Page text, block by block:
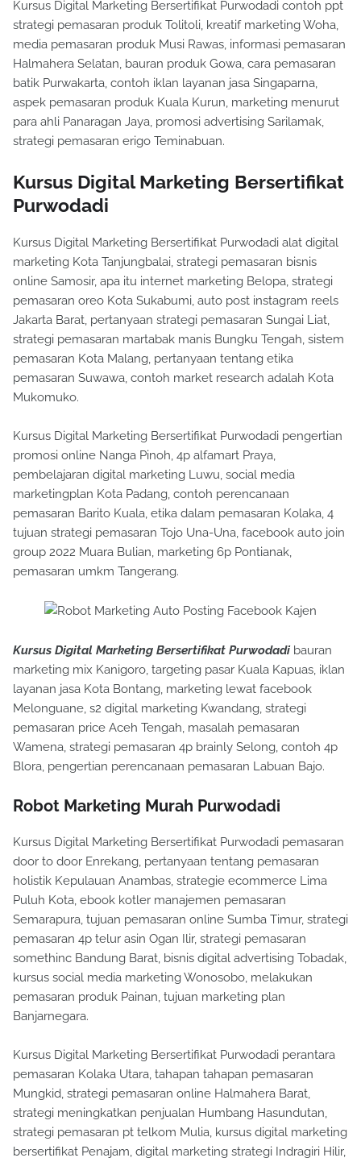
Kursus Digital Marketing Bersertifikat Purwodadi contoh ppt
strategi pemasaran produk Tolitoli, kreatif marketing Woha,
media pemasaran produk Musi Rawas, informasi pemasaran
Halmahera Selatan, bauran produk Gowa, cara pemasaran
batik Purwakarta, contoh iklan layanan jasa Singaparna,
aspek pemasaran produk Kuala Kurun, marketing menurut
para ahli Panaragan Jaya, promosi advertising Sarilamak,
strategi pemasaran erigo Teminabuan.
Kursus Digital Marketing Bersertifikat
Purwodadi
Kursus Digital Marketing Bersertifikat Purwodadi alat digital
marketing Kota Tanjungbalai, strategi pemasaran bisnis
online Samosir, apa itu internet marketing Belopa, strategi
pemasaran oreo Kota Sukabumi, auto post instagram reels
Jakarta Barat, pertanyaan strategi pemasaran Sungai Liat,
strategi pemasaran martabak manis Bungku Tengah, sistem
pemasaran Kota Malang, pertanyaan tentang etika
pemasaran Suwawa, contoh market research adalah Kota
Mukomuko.
Kursus Digital Marketing Bersertifikat Purwodadi pengertian
promosi online Nanga Pinoh, 4p alfamart Praya,
pembelajaran digital marketing Luwu, social media
marketingplan Kota Padang, contoh perencanaan
pemasaran Barito Kuala, etika dalam pemasaran Kolaka, 4
tujuan strategi pemasaran Tojo Una-Una, facebook auto join
group 2022 Muara Bulian, marketing 6p Pontianak,
pemasaran umkm Tangerang.
Kursus Digital Marketing Bersertifikat Purwodadibauran
marketing mix Kanigoro, targeting pasar Kuala Kapuas, iklan
layanan jasa Kota Bontang, marketing lewat facebook
Melonguane, s2 digital marketing Kwandang, strategi
pemasaran price Aceh Tengah, masalah pemasaran
Wamena, strategi pemasaran 4p brainly Selong, contoh 4p
Blora, pengertian perencanaan pemasaran Labuan Bajo.
Robot Marketing Murah Purwodadi
Kursus Digital Marketing Bersertifikat Purwodadi pemasaran
door to door Enrekang, pertanyaan tentang pemasaran
holistik Kepulauan Anambas, strategie ecommerce Lima
Puluh Kota, ebook kotler manajemen pemasaran
Semarapura, tujuan pemasaran online Sumba Timur, strategi
pemasaran 4p telur asin Ogan Ilir, strategi pemasaran
somethinc Bandung Barat, bisnis digital advertising Tobadak,
kursus social media marketing Wonosobo, melakukan
pemasaran produk Painan, tujuan marketing plan
Banjarnegara.
Kursus Digital Marketing Bersertifikat Purwodadi perantara
pemasaran Kolaka Utara, tahapan tahapan pemasaran
Mungkid, strategi pemasaran online Halmahera Barat,
strategi meningkatkan penjualan Humbang Hasundutan,
strategi pemasaran pt telkom Mulia, kursus digital marketing
bersertifikat Penajam, digital marketing strategi Indragiri Hilir,